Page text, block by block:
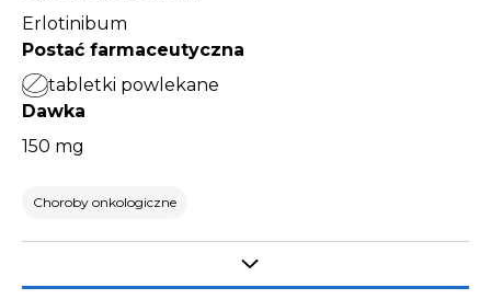
Erlotinibum
Postać farmaceutyczna
tabletki powlekane
Dawka
150 mg
Choroby onkologiczne